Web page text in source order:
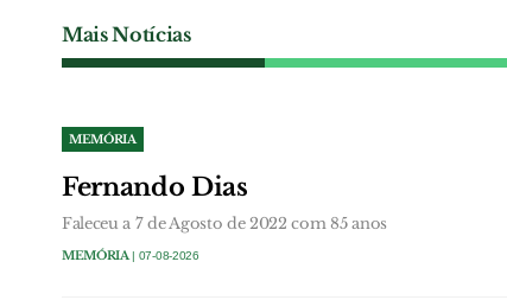
Mais Notícias
MEMÓRIA
Fernando Dias
Faleceu a 7 de Agosto de 2022 com 85 anos
MEMÓRIA | 07-08-2026